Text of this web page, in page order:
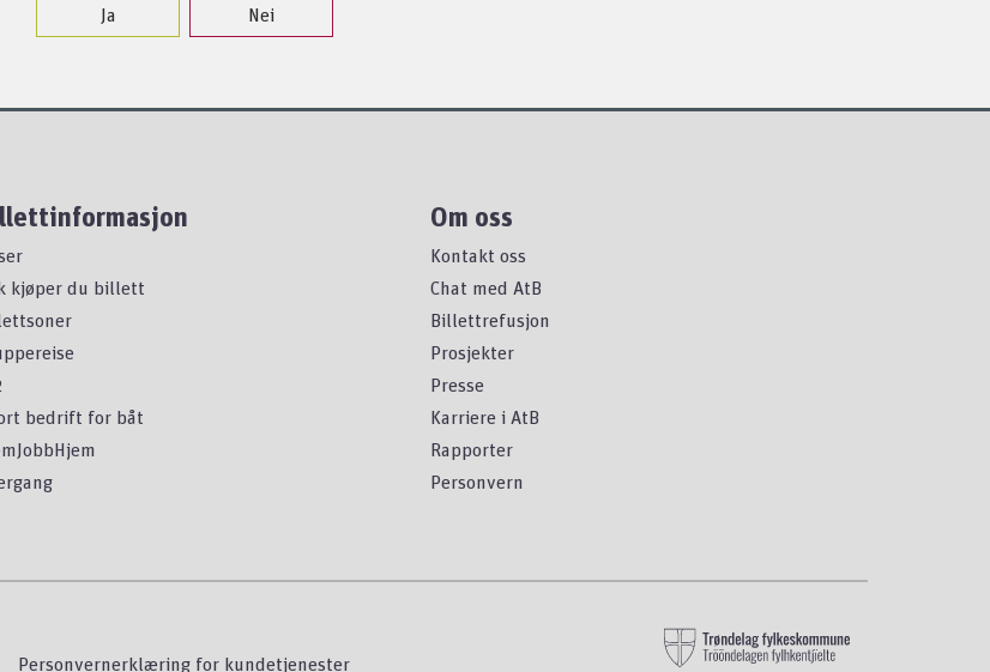
Ja
Nei
kjøper du billett
bedrift for båt
Om oss
Kontakt oss
Chat med AtB
Billettrefusjon
Prosjekter
Presse
Karriere i AtB
Rapporter
Personvern
Personvernerklæring for kundetjenester